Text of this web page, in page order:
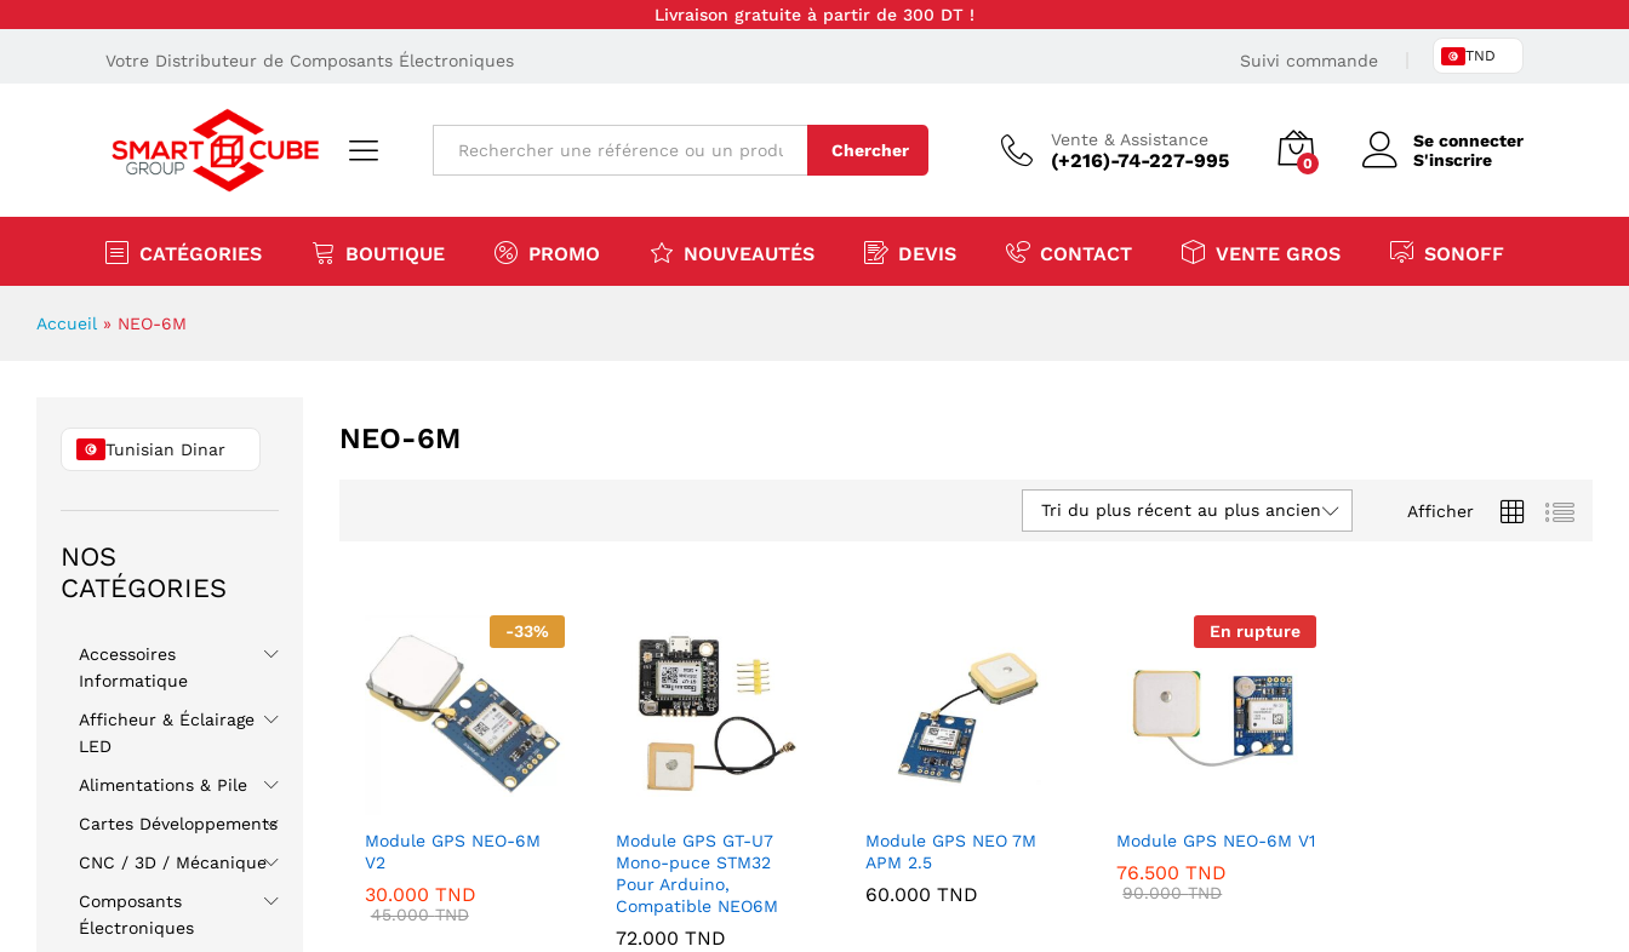
Livraison gratuite à partir de 300 DT !
Votre Distributeur de Composants Électroniques Suivi commande TND
Tout Chercher
Vente & Assistance
(+216)-74-227-995 0
Se connecter
S'inscrire
CATÉGORIES BOUTIQUE PROMO NOUVEAUTÉS DEVIS CONTACT VENTE GROS SONOFF
Accueil » NEO-6M
NEO-6M
Afficher
Tri du plus récent au plus ancien
-33%
Module GPS NEO-6M
V2
30.000 TND
45.000TND
Module GPS GT-U7
Mono-puce STM32
Pour Arduino,
Compatible NEO6M
72.000 TND
Module GPS NEO 7M
APM 2.5
60.000TND
En rupture
Module GPS NEO-6M V1
76.500TND
90.000TND
Tunisian Dinar
NOS
CATÉGORIES
Accessoires
Informatique
Afficheur & Éclairage
LED
Alimentations & Pile
Cartes Développements
CNC / 3D / Mécanique
Composants
Électroniques